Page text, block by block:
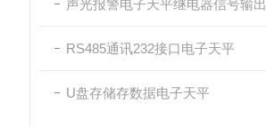
声光报警电子天平继电器信号输出
RS485通讯232接口电子天平
U盘存储存数据电子天平